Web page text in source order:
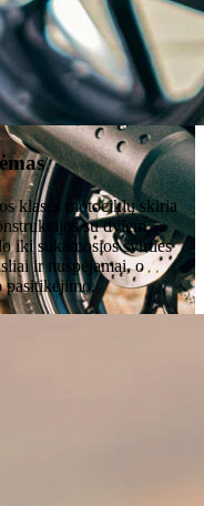
klasės motociklų skiria
su dviem
iki sukamosios svirties
ir nuspėjamai, o
pasitikėjimo.